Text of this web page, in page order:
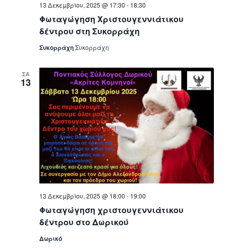
Φωταγώγηση Χριστουγεννιάτικου
δέντρου στη Συκορράχη
13 Δεκεμβρίου, 2025 @ 17:30 - 18:30
ΣυκορράχηΣυκορράχη
ΣΑ
13
Φωταγώγηση χριστουγεννιάτικου
δέντρου στο Δωρικού
13 Δεκεμβρίου, 2025 @ 18:00 - 19:00
Δωρικό